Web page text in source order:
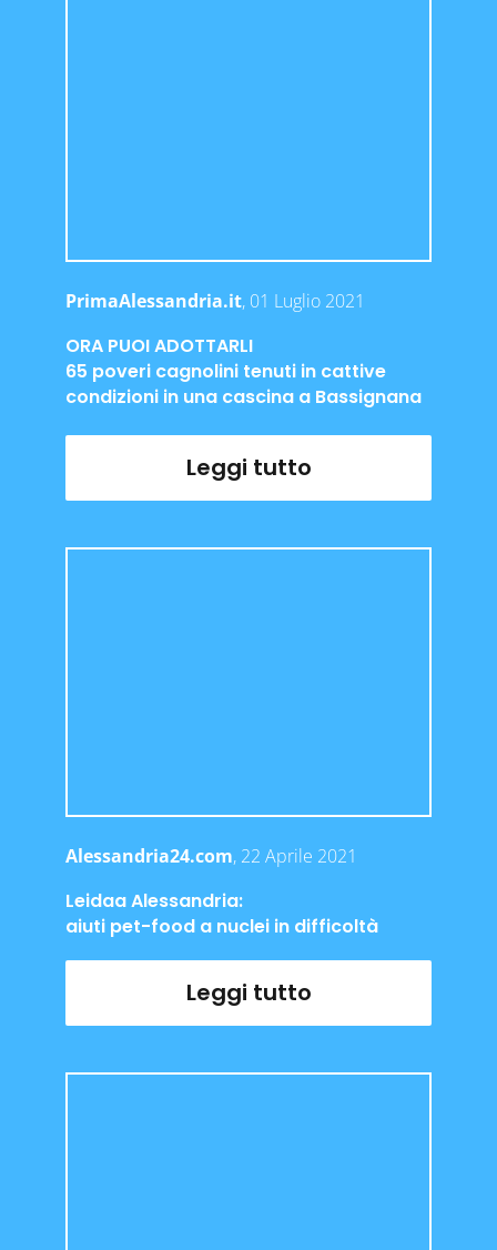
PrimaAlessandria.it, 01 Luglio 2021
ORA PUOI ADOTTARLI
65 poveri cagnolini tenuti in cattive
condizioni in una cascina a Bassignana
Leggi tutto
Alessandria24.com, 22 Aprile 2021
Leidaa Alessandria:
aiuti pet-food a nuclei in difficoltà
Leggi tutto